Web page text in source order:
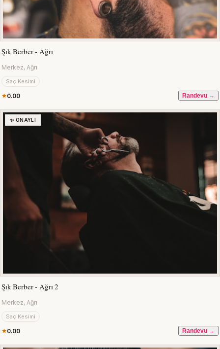
Şık Berber - Ağrı
Merkez, Ağrı
Saç Kesimi
0.00 Randevu →
✨ ONAYLI
Şık Berber - Ağrı 2
Merkez, Ağrı
Saç Kesimi
0.00 Randevu →